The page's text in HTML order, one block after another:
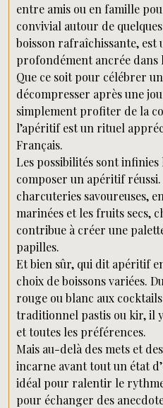
entre amis ou en famille
convivial autour de
boisson rafraîchissante, est
profondément ancrée dans
Que ce soit pour célébrer
décompresser après une
simplement profiter de la
l’apéritif est un rituel
Français.
Les possibilités sont infinies
composer un apéritif
charcuteries savoureuses,
marinées et les fruits secs,
contribue à créer une
papilles.
Et bien sûr, qui dit apéritif
choix de boissons variées.
rouge ou blanc aux
traditionnel pastis ou kir, il
et toutes les préférences.
Mais au-delà des mets et
incarne avant tout un état
idéal pour ralentir le
pour échanger des